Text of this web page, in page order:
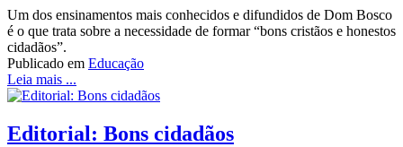
Um dos ensinamentos mais conhecidos e difundidos de Dom Bosco
é o que trata sobre a necessidade de formar “bons cristãos e honestos
cidadãos”.
Publicado em Educação
Leia mais ...
Editorial: Bons cidadãos